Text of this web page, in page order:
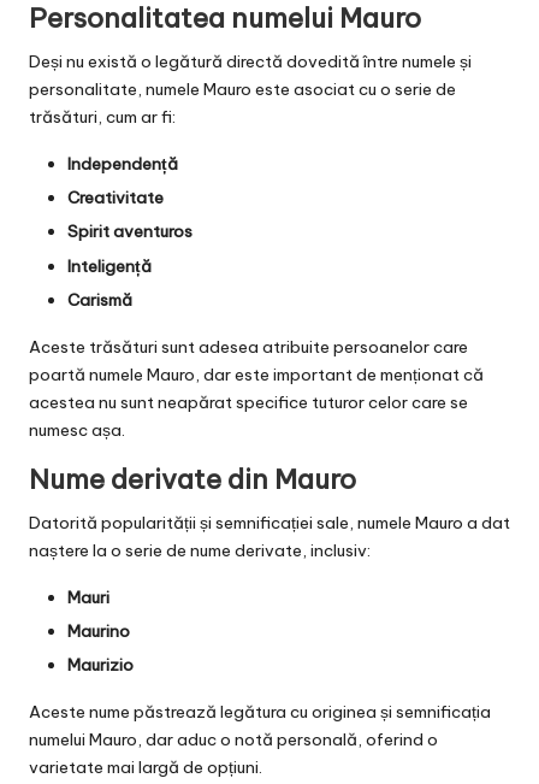
Personalitatea numelui Mauro
Deși nu există o legătură directă dovedită între numele și
personalitate, numele Mauro este asociat cu o serie de
trăsături, cum ar fi:
Independență
Creativitate
Spirit aventuros
Inteligență
Carismă
Aceste trăsături sunt adesea atribuite persoanelor care
poartă numele Mauro, dar este important de menționat că
acestea nu sunt neapărat specifice tuturor celor care se
numesc așa.
Nume derivate din Mauro
Datorită popularității și semnificației sale, numele Mauro a dat
naștere la o serie de nume derivate, inclusiv:
Mauri
Maurino
Maurizio
Aceste nume păstrează legătura cu originea și semnificația
numelui Mauro, dar aduc o notă personală, oferind o
varietate mai largă de opțiuni.